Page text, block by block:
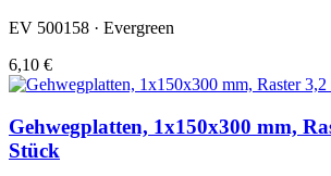
EV 500158 · Evergreen
6,10 €
Gehwegplatten, 1x150x300 mm,
Stück